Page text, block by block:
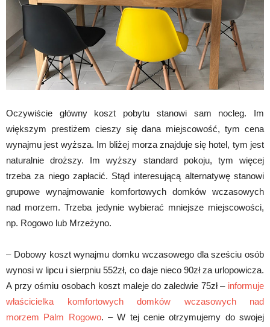
Oczywiście główny koszt pobytu stanowi sam nocleg. Im
większym prestiżem cieszy się dana miejscowość, tym cena
wynajmu jest wyższa. Im bliżej morza znajduje się hotel, tym jest
naturalnie droższy. Im wyższy standard pokoju, tym więcej
trzeba za niego zapłacić. Stąd interesującą alternatywę stanowi
grupowe wynajmowanie komfortowych domków wczasowych
nad morzem. Trzeba jedynie wybierać mniejsze miejscowości,
np. Rogowo lub Mrzeżyno.
– Dobowy koszt wynajmu domku wczasowego dla sześciu osób
wynosi w lipcu i sierpniu 552zł, co daje nieco 90zł za urlopowicza.
A przy ośmiu osobach koszt maleje do zaledwie 75zł – informuje
właścicielka komfortowych domków wczasowych nad
morzem Palm Rogowo. – W tej cenie otrzymujemy do swojej